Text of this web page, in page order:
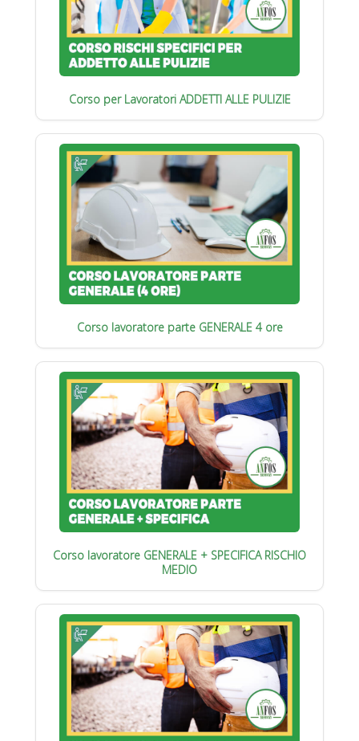
Corso per Lavoratori ADDETTI ALLE PULIZIE
Corso lavoratore parte GENERALE 4 ore
Corso lavoratore GENERALE + SPECIFICA RISCHIO
MEDIO